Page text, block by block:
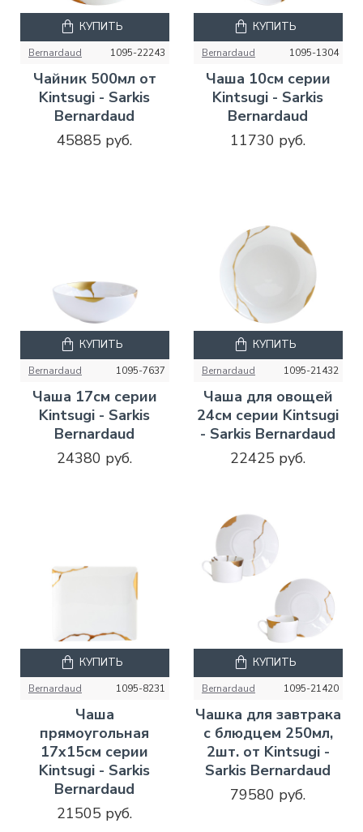
Bernardaud 1095-22243
Чайник 500мл от
Kintsugi - Sarkis
Bernardaud
45885 руб.
КУПИТЬ
Bernardaud 1095-1304
Чаша 10см серии
Kintsugi - Sarkis
Bernardaud
11730 руб.
КУПИТЬ
Bernardaud 1095-7637
Чаша 17см серии
Kintsugi - Sarkis
Bernardaud
24380 руб.
КУПИТЬ
Bernardaud 1095-21432
Чаша для овощей
24см серии Kintsugi
- Sarkis Bernardaud
22425 руб.
КУПИТЬ
Bernardaud 1095-8231
Чаша
прямоугольная
17х15см серии
Kintsugi - Sarkis
Bernardaud
21505 руб.
КУПИТЬ
Bernardaud 1095-21420
Чашка для завтрака
с блюдцем 250мл,
2шт. от Kintsugi -
Sarkis Bernardaud
79580 руб.
КУПИТЬ